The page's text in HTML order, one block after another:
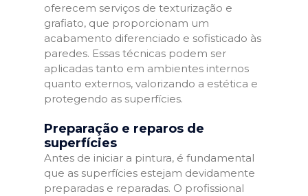
oferecem serviços de texturização e
grafiato, que proporcionam um
acabamento diferenciado e sofisticado às
paredes. Essas técnicas podem ser
aplicadas tanto em ambientes internos
quanto externos, valorizando a estética e
protegendo as superfícies.
Preparação e reparos de
superfícies
Antes de iniciar a pintura, é fundamental
que as superfícies estejam devidamente
preparadas e reparadas. O profissional